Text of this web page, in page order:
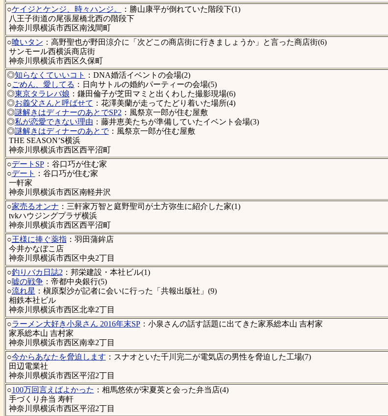
○ケイジとケンジ、時々ハンジ。
：勝山康平が倒れていた階段下(1)
八王子街道の尾張屋橋北西の階段下
神奈川県横浜市西区南浅間町
○喰いタン ：高野聖也が野田涼介に「次どこの商店街に行きましょうか」と言った商店街(6)
サンモール西横浜商店街
神奈川県横浜市西区久保町
◎知らなくていいコト
：DNA婚活イベントの会場(2)
○ごめん、愛してる ：日向サトルの婚約パーティーの会場(5)
◎東京タラレバ娘 ：鎌田倫子が芝田マミと出くわした撮影現場(6)
◎お義父さんと呼ばせて ：花澤美蘭が走ってたどり着いた場所(4)
◎謎解きはディナーのあとでSP2 ：風祭京一郎が住む屋敷
◎私が恋愛できない理由 ：藤井恵美たちが準備していたイベント会場(3)
◎謎解きはディナーのあとで：風祭京一郎が住む屋敷
THE SEASON’S横浜
神奈川県横浜市西区西平沼町
○デートSP：谷口巧が住む家
○デート
：谷口巧が住む家
一軒家
神奈川県横浜市西区南軽井沢
○家売るオンナ ：三軒家万智と庭野聖司が土方弥生に紹介した家(1)
tvkハウジングプラザ横浜
神奈川県横浜市西区西平沼町
○王様に捧ぐ薬指：羽田蒲鉾店
今井かなぼこ店
神奈川県横浜市西区中央2丁目
○釣りバカ日誌2 ：邦栄建設・本社ビル(1)
○嘘の戦争：帝都中央銀行(5)
○流れ星 ：槇原梨沙が記者に会いに行った「共報出版社」(9)
相鉄本社ビル
神奈川県横浜市西区北幸2丁目
○ラーメン大好き小泉さん 2016年末SP：小泉さんの話す話題に出てきた家系総本山 吉村家
家系総本山 吉村家
神奈川県横浜市西区南幸2丁目
○今からあなたを脅迫します ：スナオといた千川完二が電気店の男性を脅迫した工場(7)
田辺電業社
神奈川県横浜市西区平沼2丁目
○100万回言えばよかった ：相馬悠依が宋夏英と会った弁当店(4)
手づくり弁当 寿軒
神奈川県横浜市西区平沼2丁目